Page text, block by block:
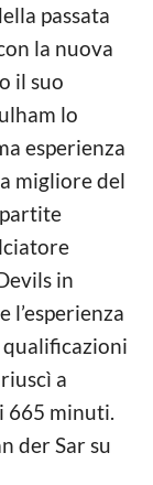
passata
la nuova
il suo
lo
esperienza
migliore del
in
l’esperienza
qualificazioni
a
665 minuti.
der Sar su